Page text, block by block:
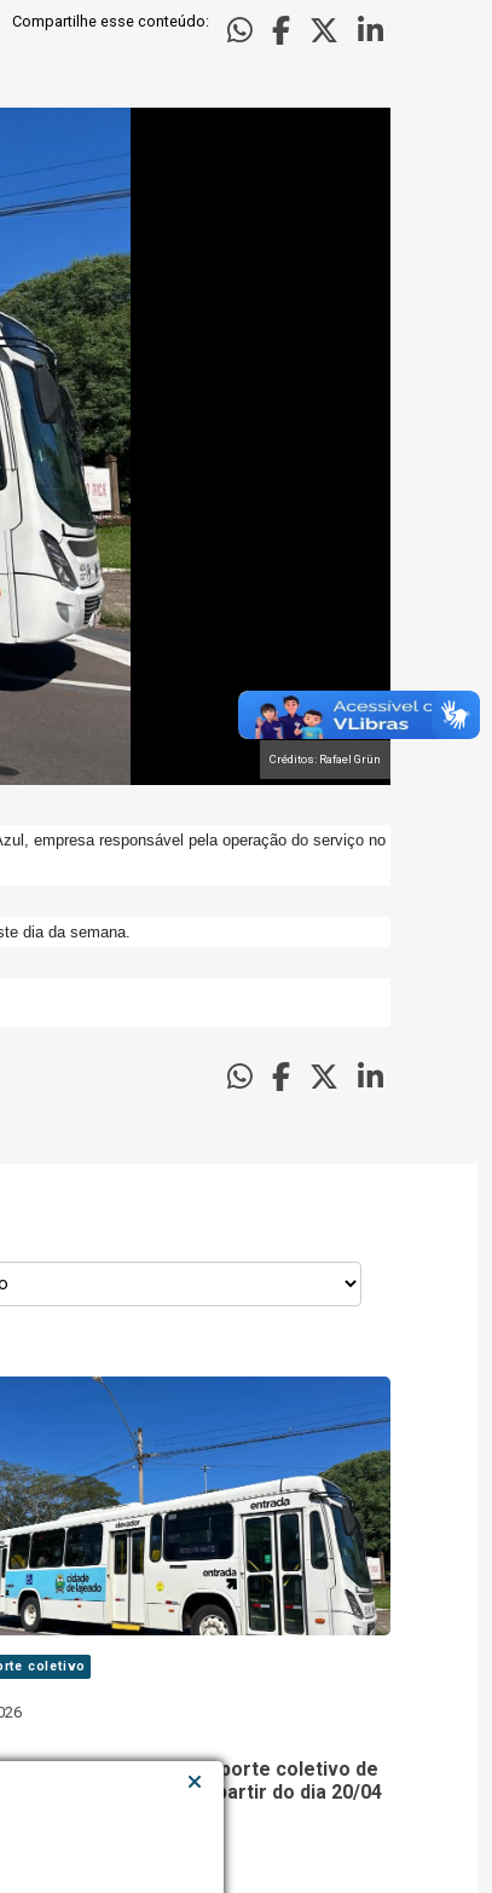
Compartilhe esse conteúdo:
Créditos: Rafael Grün
empresa responsável pela operação do serviço no
dia da semana.
coletivo
de ônibus do transporte coletivo de
passa para R$ 6,00 a partir do dia 20/04